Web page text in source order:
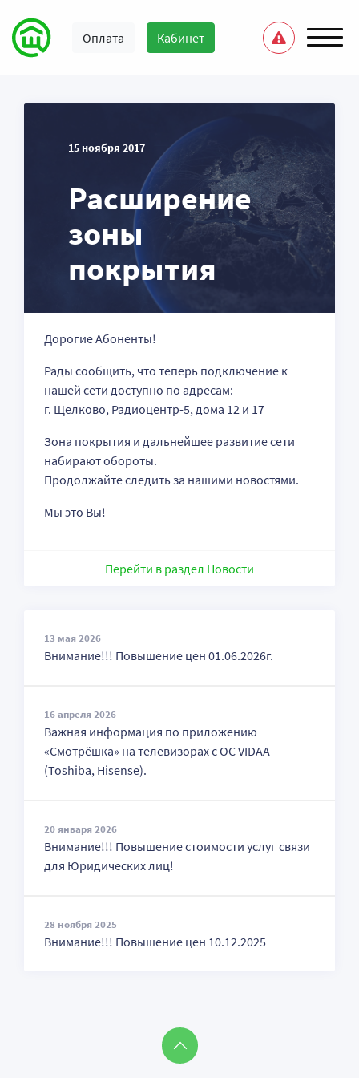
Оплата Кабинет
15 ноября 2017
Расширение
зоны
покрытия
Дорогие Абоненты!
Рады сообщить, что теперь подключение к
нашей сети доступно по адресам:
г. Щелково, Радиоцентр-5, дома 12 и 17
Зона покрытия и дальнейшее развитие сети
набирают обороты.
Продолжайте следить за нашими новостями.
Мы это Вы!
Перейти в раздел Новости
13 мая 2026
Внимание!!! Повышение цен 01.06.2026г.
16 апреля 2026
Важная информация по приложению
«Смотрёшка» на телевизорах с ОС VIDAA
(Toshiba, Hisense).
20 января 2026
Внимание!!! Повышение стоимости услуг связи
для Юридических лиц!
28 ноября 2025
Внимание!!! Повышение цен 10.12.2025